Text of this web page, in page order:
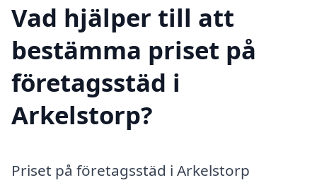
Vad hjälper till att
bestämma priset på
företagsstäd i
Arkelstorp?
Priset på företagsstäd i Arkelstorp